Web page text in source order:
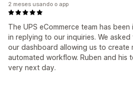
The UPS eCommerce team has
in replying to our inquiries. We
our dashboard allowing us to create
automated workflow. Ruben and his
very next day.
2 meses usando o app